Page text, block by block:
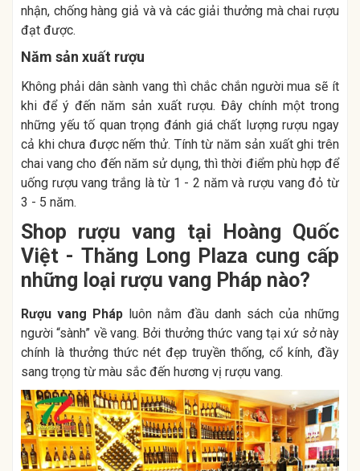
nhận, chống hàng giả và và các giải thưởng mà chai rượu
đạt được.
Năm sản xuất rượu
Không phải dân sành vang thì chắc chắn người mua sẽ ít
khi để ý đến năm sản xuất rượu. Đây chính một trong
những yếu tố quan trọng đánh giá chất lượng rượu ngay
cả khi chưa được nếm thử. Tính từ năm sản xuất ghi trên
chai vang cho đến năm sử dụng, thì thời điểm phù hợp để
uống rượu vang trắng là từ 1 - 2 năm và rượu vang đỏ từ
3 - 5 năm.
Shop rượu vang tại Hoàng Quốc
Việt - Thăng Long Plaza cung cấp
những loại rượu vang Pháp nào?
Rượu vang Pháp luôn nằm đầu danh sách của những
người “sành” về vang. Bởi thưởng thức vang tại xứ sở này
chính là thưởng thức nét đẹp truyền thống, cổ kính, đầy
sang trọng từ màu sắc đến hương vị rượu vang.